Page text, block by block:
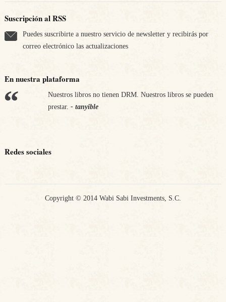
Suscripción al RSS
Puedes suscribirte a nuestro servicio de newsletter y recibirás por
correo electrónico las actualizaciones
En nuestra plataforma
Nuestros libros no tienen DRM. Nuestros libros se pueden
prestar. - tanyible
Apostamos por nuestra economía. Nos comprometemos a
pagar los impuestos en los países en los que vendemos.
Redes sociales
Copyright © 2014 Wabi Sabi Investments, S.C.